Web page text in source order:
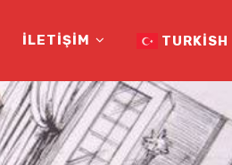
İLETIŞIM TURKISH